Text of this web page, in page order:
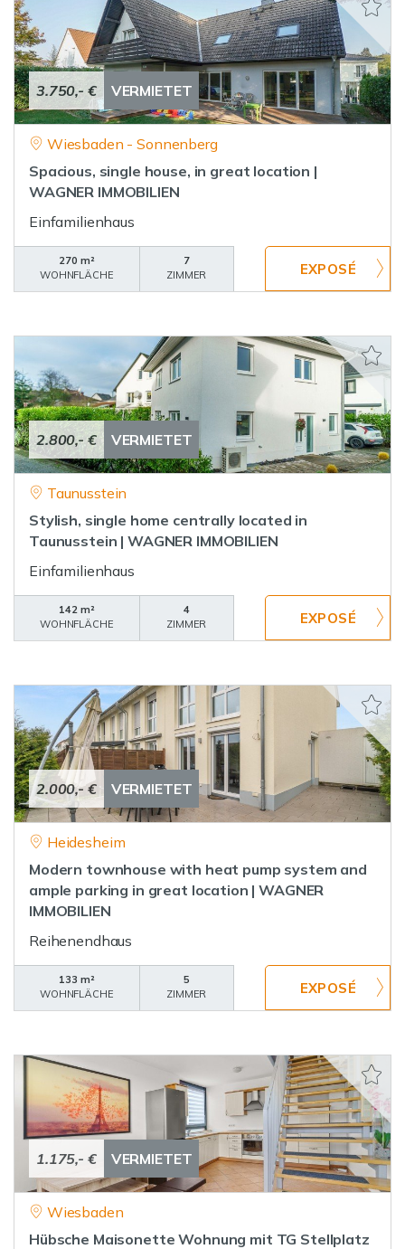
3.750,- € VERMIETET
Wiesbaden - Sonnenberg
Spacious, single house, in great location |
WAGNER IMMOBILIEN
Einfamilienhaus
270 m²
WOHNFLÄCHE
7
ZIMMER
2.800,- € VERMIETET
Taunusstein
Stylish, single home centrally located in
Taunusstein | WAGNER IMMOBILIEN
Einfamilienhaus
142 m²
WOHNFLÄCHE
4
ZIMMER
2.000,- € VERMIETET
Heidesheim
Modern townhouse with heat pump system and
ample parking in great location | WAGNER
IMMOBILIEN
Reihenendhaus
133 m²
WOHNFLÄCHE
5
ZIMMER
1.175,- € VERMIETET
Wiesbaden
Hübsche Maisonette Wohnung mit TG Stellplatz